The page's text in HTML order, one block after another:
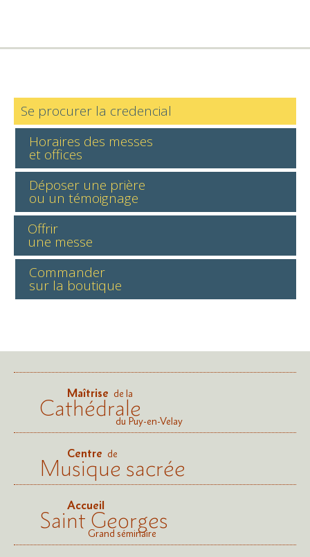
Se procurer la credencial
Horaires des messes
et offices
Déposer une prière
ou un témoignage
Offrir
une messe
Commander
sur la boutique
Maîtrise de la
Cathédraledu Puy-en-Velay
Centre de
Musique sacrée
Accueil
Saint Georges
Grand séminaire